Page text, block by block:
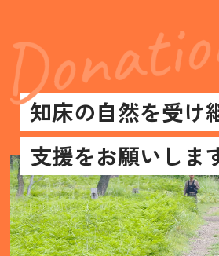
知床の自然を受け
支援をお願いしま